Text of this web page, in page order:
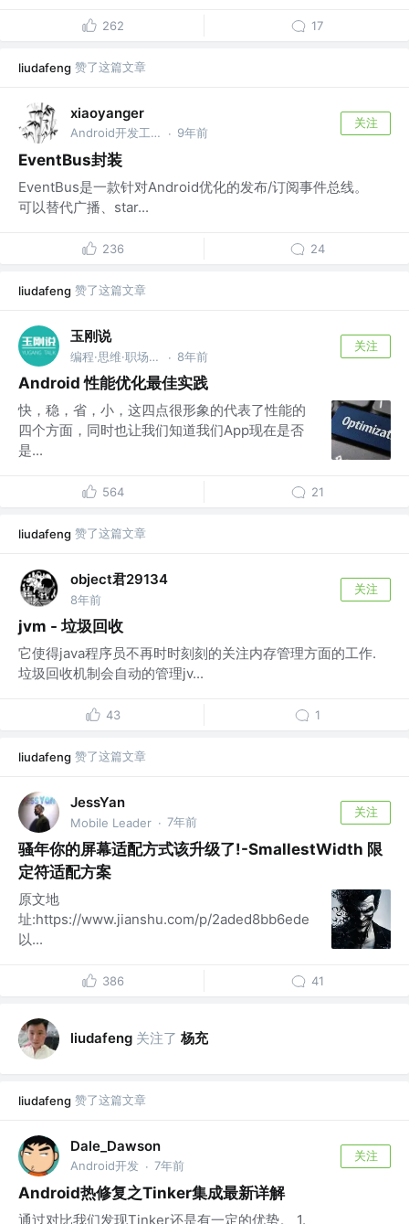
262 17
liudafeng 赞了这篇文章
xiaoyanger
Android开发工程师 · 9年前
关注
EventBus封装
EventBus是一款针对Android优化的发布/订阅事件总线。
可以替代广播、star...
236 24
liudafeng 赞了这篇文章
玉刚说
编程·思维·职场 @BAT · 8年前
关注
Android 性能优化最佳实践
快，稳，省，小，这四点很形象的代表了性能的
四个方面，同时也让我们知道我们App现在是否
是...
564 21
liudafeng 赞了这篇文章
object君29134
8年前
关注
jvm - 垃圾回收
它使得java程序员不再时时刻刻的关注内存管理方面的工作.
垃圾回收机制会自动的管理jv...
43 1
liudafeng 赞了这篇文章
JessYan
Mobile Leader · 7年前
关注
骚年你的屏幕适配方式该升级了!-SmallestWidth 限
定符适配方案
原文地
址:https://www.jianshu.com/p/2aded8bb6ede
以...
386 41
liudafeng 关注了 杨充
liudafeng 赞了这篇文章
Dale_Dawson
Android开发 · 7年前
关注
Android热修复之Tinker集成最新详解
通过对比我们发现Tinker还是有一定的优势。 1.